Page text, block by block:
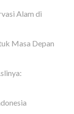
Alam di
Masa Depan